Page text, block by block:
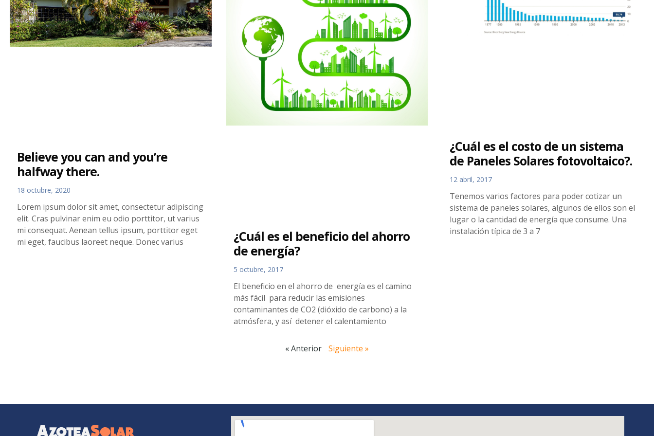
Believe you can and you’re
halfway there.
18 octubre, 2020
Lorem ipsum dolor sit amet, consectetur adipiscing
elit. Cras pulvinar enim eu odio porttitor, ut varius
mi consequat. Aenean tellus ipsum, porttitor eget
mi eget, faucibus laoreet neque. Donec varius
¿Cuál es el beneficio del ahorro
de energía?
5 octubre, 2017
El beneficio en el ahorro de energía es el camino
más fácil para reducir las emisiones
contaminantes de CO2 (dióxido de carbono) a la
atmósfera, y así detener el calentamiento
¿Cuál es el costo de un sistema
de Paneles Solares fotovoltaico?.
12 abril, 2017
Tenemos varios factores para poder cotizar un
sistema de paneles solares, algunos de ellos son el
lugar o la cantidad de energía que consume. Una
instalación típica de 3 a 7
« Anterior Siguiente »